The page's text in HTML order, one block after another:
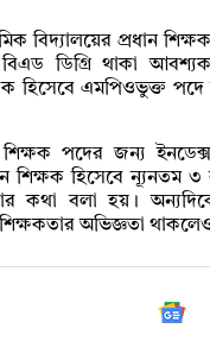
বিদ্যালয়ের প্রধান
ডিগ্রি থাকা
হিসেবে এমপিওভুক্ত
শিক্ষক পদের জন্য
শিক্ষক হিসেবে
কথা বলা হয়।
অভিজ্ঞতা